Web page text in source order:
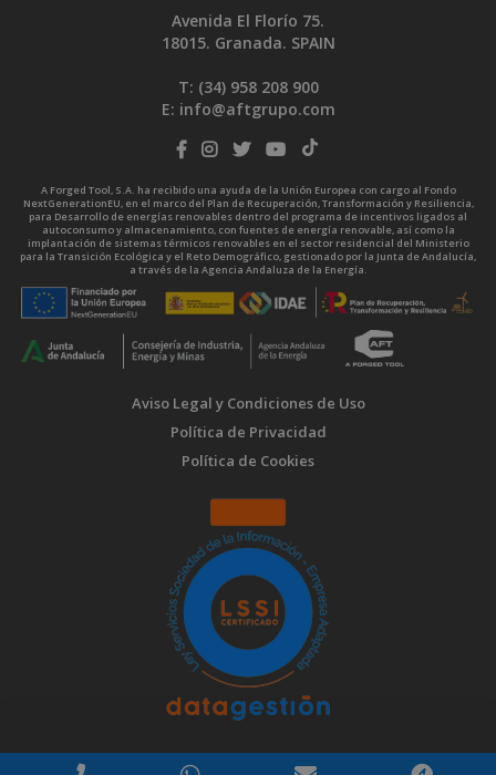
Avenida El Florío 75.
18015. Granada. SPAIN
T: (34) 958 208 900
E: info@aftgrupo.com
A Forged Tool, S.A. ha recibido una ayuda de la Unión Europea con cargo al Fondo
NextGenerationEU, en el marco del Plan de Recuperación, Transformación y Resiliencia,
para Desarrollo de energías renovables dentro del programa de incentivos ligados al
autoconsumo y almacenamiento, con fuentes de energía renovable, así como la
implantación de sistemas térmicos renovables en el sector residencial del Ministerio
para la Transición Ecológica y el Reto Demográfico, gestionado por la Junta de Andalucía,
a través de la Agencia Andaluza de la Energía.
Aviso Legal y Condiciones de Uso
Política de Privacidad
Política de Cookies